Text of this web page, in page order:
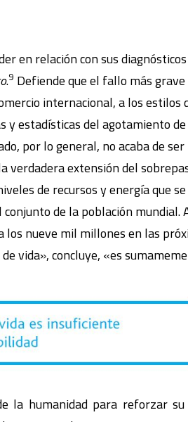
en relación con sus
.9 Defiende que el fallo más
internacional, a los estilos
y estadísticas del agotamiento
por lo general, no acaba de
verdadera extensión del
de recursos y energía que
de la población mundial.
nueve mil millones en las
vida», concluye, «es
humanidad para reforzar su